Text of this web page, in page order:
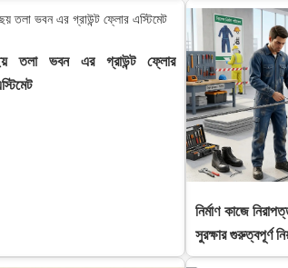
তলা ভবন এর গ্রাউন্ট ফ্লোর
নির্মাণ কাজে
সুরক্ষার গুরুত্বপূর্ণ